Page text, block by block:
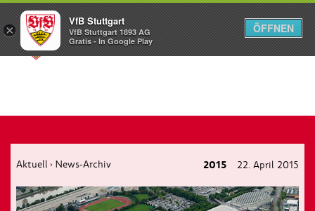
Menü
Aktuell › News-Archiv 2015 22. April 2015
×
VfB Stuttgart
VfB Stuttgart 1893 AG
Gratis - In Google Play
ÖFFNEN